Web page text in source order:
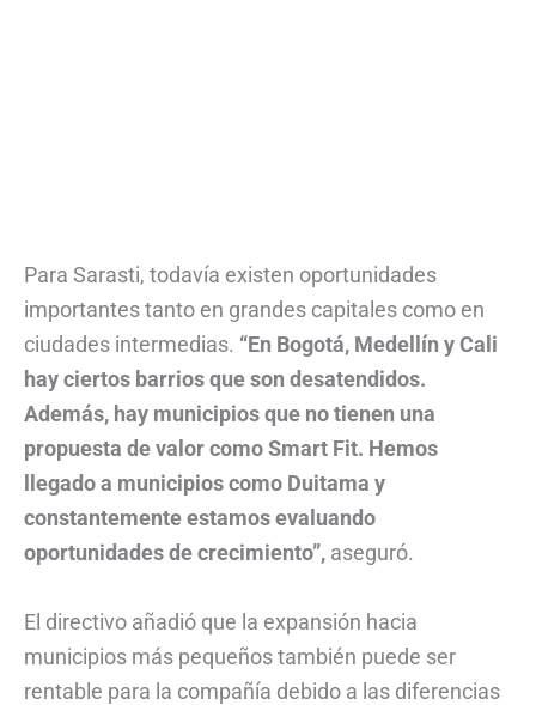
Para Sarasti, todavía existen oportunidades
importantes tanto en grandes capitales como en
ciudades intermedias. “En Bogotá, Medellín y Cali
hay ciertos barrios que son desatendidos.
Además, hay municipios que no tienen una
propuesta de valor como Smart Fit. Hemos
llegado a municipios como Duitama y
constantemente estamos evaluando
oportunidades de crecimiento”, aseguró.
El directivo añadió que la expansión hacia
municipios más pequeños también puede ser
rentable para la compañía debido a las diferencias